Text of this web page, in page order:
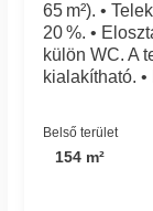
65 m²). •
20 %. •
külön WC. A
kialakítható.
Belső terület
154 m²